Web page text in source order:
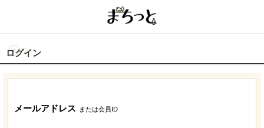
ログイン
メールアドレス または会員ID